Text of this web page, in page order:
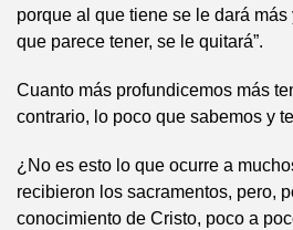
porque al que tiene se le dará
que parece tener, se le quitará”.
Cuanto más profundicemos más
contrario, lo poco que sabemos y
¿No es esto lo que ocurre a
recibieron los sacramentos, pero,
conocimiento de Cristo, poco a